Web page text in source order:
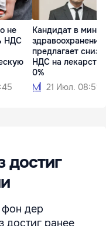
не
НДС
Кандидат в
здравоохранения
предлагает
НДС на
0%
21 Июл. 08:51
достиг
фон дер
достиг ранее